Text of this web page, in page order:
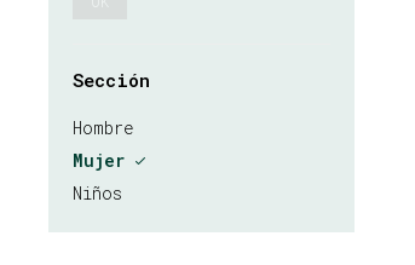
Sección
Hombre
Mujer
Niños